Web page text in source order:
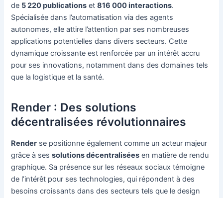
de 5 220 publications et816 000 interactions.
Spécialisée dans l’automatisation via des agents
autonomes, elle attire l’attention par ses nombreuses
applications potentielles dans divers secteurs. Cette
dynamique croissante est renforcée par un intérêt accru
pour ses innovations, notamment dans des domaines tels
que la logistique et la santé.
Render : Des solutions
décentralisées révolutionnaires
Render se positionne également comme un acteur majeur
grâce à sessolutions décentralisées en matière de rendu
graphique. Sa présence sur les réseaux sociaux témoigne
de l’intérêt pour ses technologies, qui répondent à des
besoins croissants dans des secteurs tels que le design